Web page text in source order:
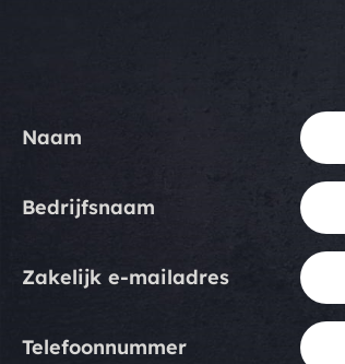
Naam
Bedrijfsnaam
Zakelijk e-mailadres
Telefoonnummer